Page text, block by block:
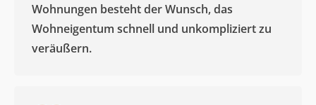
Wohnungen besteht der Wunsch, das
Wohneigentum schnell und unkompliziert zu
veräußern. ​